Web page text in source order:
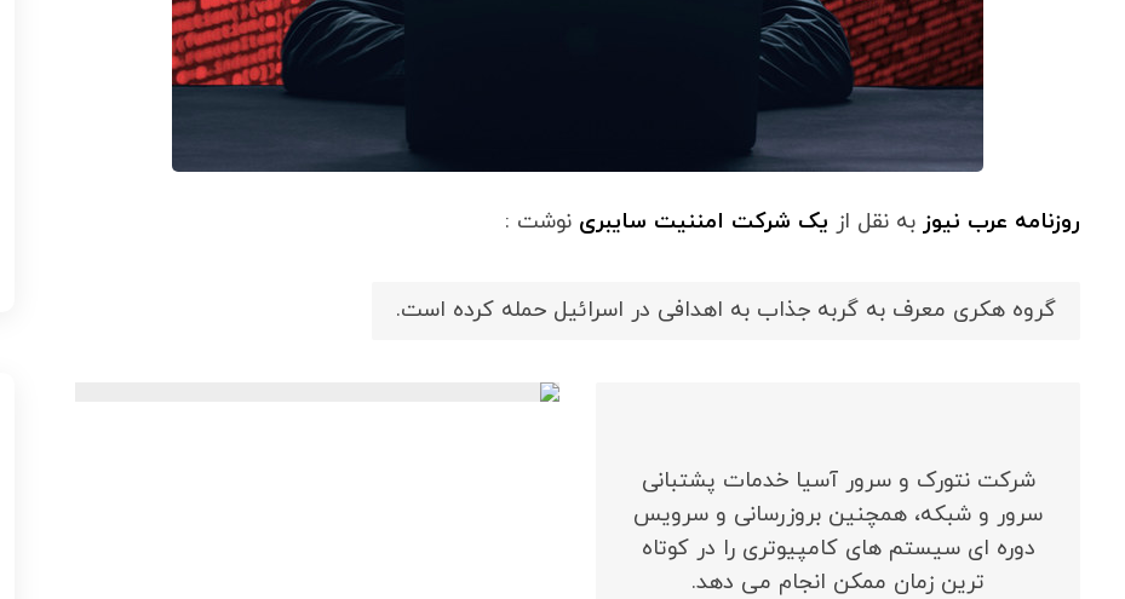
روزنامه عرب نیوز به نقل از یک شرکت امننیت سایبری نوشت :
گروه هکری معرف به گربه جذاب به اهدافی در اسرائیل حمله کرده است.
شرکت نتورک و سرور آسیا خدمات پشتبانی
سرور و شبکه، همچنین بروزرسانی و سرویس
دوره ای سیستم های کامپیوتری را در کوتاه
ترین زمان ممکن انجام می دهد.